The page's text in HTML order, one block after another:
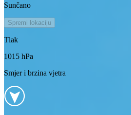
Sunčano
Spremi lokaciju
Tlak
1015 hPa
Smjer i brzina vjetra